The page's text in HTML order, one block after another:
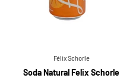
Félix Schorle
Soda Natural Felix Schorle